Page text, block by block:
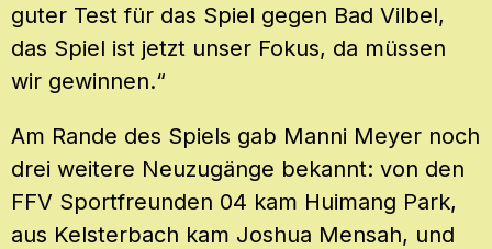
guter Test für das Spiel gegen Bad Vilbel,
das Spiel ist jetzt unser Fokus, da müssen
wir gewinnen.“
Am Rande des Spiels gab Manni Meyer noch
drei weitere Neuzugänge bekannt: von den
FFV Sportfreunden 04 kam Huimang Park,
aus Kelsterbach kam Joshua Mensah, und